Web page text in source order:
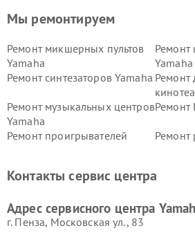
Мы ремонтируем
Ремонт микшерных пультов
Yamaha
Yamaha
Ремонт синтезаторов Yamaha
Ремонт музыкальных центров
Yamaha
Ремонт
Ремонт проигрывателей
Ремонт
Yamaha
Yamaha
Контакты сервис центра
Адрес сервисного центра
г. Пенза, Московская ул., 83